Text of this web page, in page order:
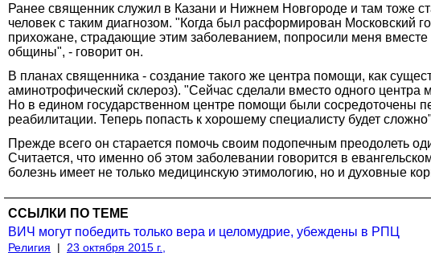
Ранее священник служил в Казани и Нижнем Новгороде и там тоже
человек с таким диагнозом. "Когда был расформирован
прихожане, страдающие этим заболеванием, попросили меня
общины", - говорит он.
В планах священника - создание такого же центра помощи, как
аминотрофический склероз). "Сейчас сделали вместо одного
Но в едином государственном центре помощи были сосредоточены
реабилитации. Теперь попасть к хорошему специалисту будет
Прежде всего он старается помочь своим подопечным преодолеть
Считается, что именно об этом заболевании говорится в
болезнь имеет не только медицинскую этимологию, но и духовные
ССЫЛКИ ПО ТЕМЕ
ВИЧ могут победить только вера и целомудрие, убеждены в РПЦ
Религия | 23 октября 2015 г.,